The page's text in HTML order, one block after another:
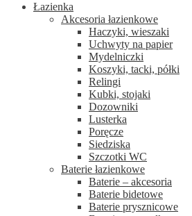
Łazienka
Akcesoria łazienkowe
Haczyki, wieszaki
Uchwyty na papier
Mydelniczki
Koszyki, tacki, półki
Relingi
Kubki, stojaki
Dozowniki
Lusterka
Poręcze
Siedziska
Szczotki WC
Baterie łazienkowe
Baterie – akcesoria
Baterie bidetowe
Baterie prysznicowe